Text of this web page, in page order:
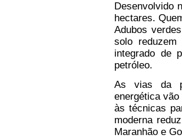
Desenvolvido
hectares.
Adubos
solo
integrado de
petróleo.
As vias da
energética
às técnicas
moderna
Maranhão e